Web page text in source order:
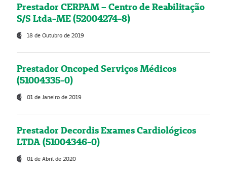
Prestador CERPAM – Centro de Reabilitação
S/S Ltda-ME (52004274-8)
18 de Outubro de 2019
Prestador Oncoped Serviços Médicos
(51004335-0)
01 de Janeiro de 2019
Prestador Decordis Exames Cardiológicos
LTDA (51004346-0)
01 de Abril de 2020